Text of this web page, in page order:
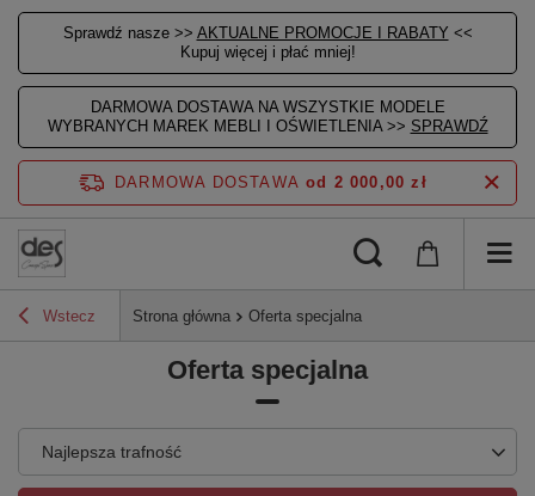
Sprawdź nasze >> AKTUALNE PROMOCJE I RABATY <<
Kupuj więcej i płać mniej!
DARMOWA DOSTAWA NA WSZYSTKIE MODELE
WYBRANYCH MAREK MEBLI I OŚWIETLENIA >> SPRAWDŹ
DARMOWA DOSTAWA od 2 000,00 zł
Wstecz Strona główna Oferta specjalna
Oferta specjalna
Najlepsza trafność